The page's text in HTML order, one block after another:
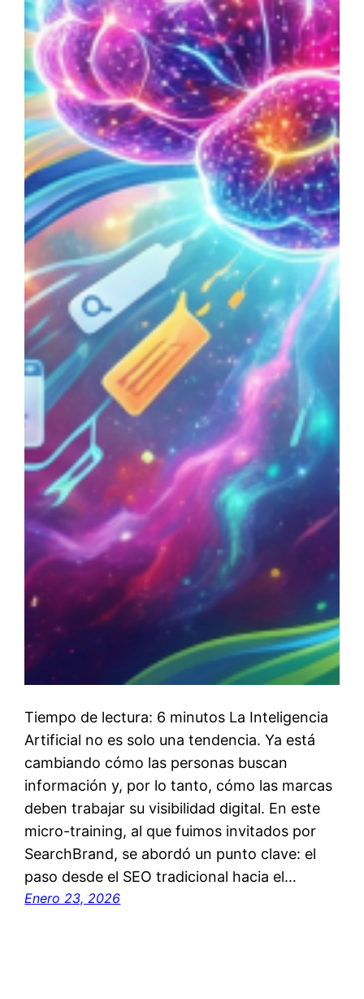
Tiempo de lectura: 6 minutos La Inteligencia
Artificial no es solo una tendencia. Ya está
cambiando cómo las personas buscan
información y, por lo tanto, cómo las marcas
deben trabajar su visibilidad digital. En este
micro-training, al que fuimos invitados por
SearchBrand, se abordó un punto clave: el
paso desde el SEO tradicional hacia el…
Enero 23, 2026